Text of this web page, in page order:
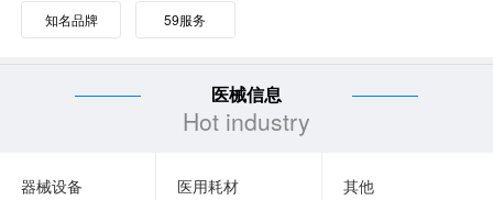
知名品牌 59服务
医械信息
Hot industry
器械设备 医用耗材 其他